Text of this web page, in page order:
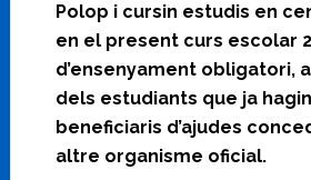
Polop i cursin estudis en
en el present curs escolar
d’ensenyament obligatori,
dels estudiants que ja
beneficiaris d’ajudes
altre organisme oficial.